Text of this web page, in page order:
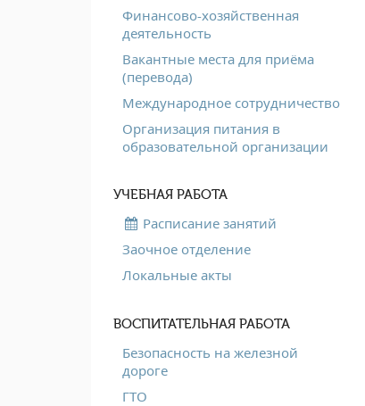
Финансово-хозяйственная
деятельность
Вакантные места для приёма
(перевода)
Международное сотрудничество
Организация питания в
образовательной организации
УЧЕБНАЯ РАБОТА
Расписание занятий
Заочное отделение
Локальные акты
ВОСПИТАТЕЛЬНАЯ РАБОТА
Безопасность на железной
дороге
ГТО